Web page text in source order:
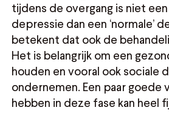
tijdens de overgang is niet
depressie dan een ‘normale’
betekent dat ook de
Het is belangrijk om een
houden en vooral ook sociale
ondernemen. Een paar goede
hebben in deze fase kan heel